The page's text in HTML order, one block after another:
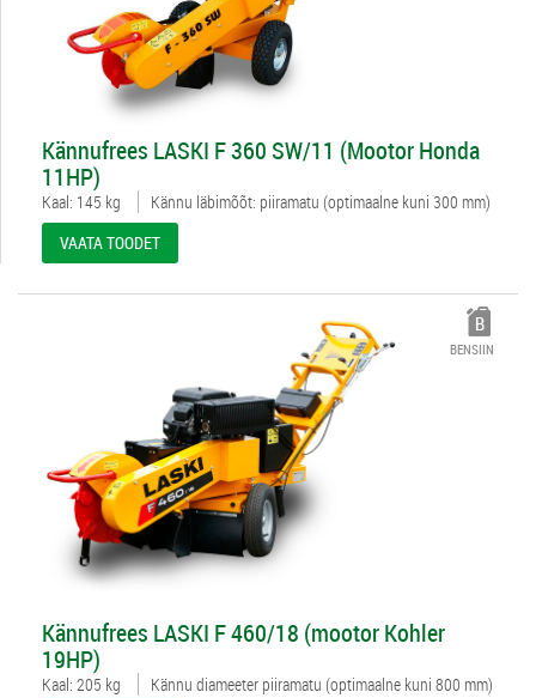
312354
Kännufrees LASKI F 360 SW/11 (Mootor Honda
11HP)
Kaal: 145 kg
Kännu läbimõõt: piiramatu (optimaalne kuni 300 mm)
VAATA TOODET
312367
BENSIIN
Kännufrees LASKI F 460/18 (mootor Kohler
19HP)
Kaal: 205 kg
Kännu diameeter piiramatu (optimaalne kuni 800 mm)